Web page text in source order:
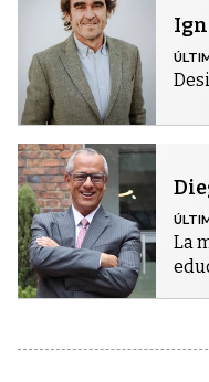
La